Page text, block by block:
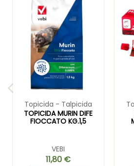
Topicida - Talpicida
TOPICIDA MURIN DIFE
FIOCCATO KG.1,5
VEBI
11,80 €